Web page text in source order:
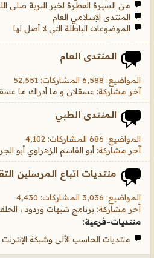
من السيرة العطرة لخير البرية صلى
المنتدى الإسلامي العام
الموضوعات الباطلة التي لا أصل لها
المنتدى العام
المواضيع: 6,588 المشاركات: 52,551
آخر مشاركة: عسقلان و ما أدراك ما
المنتدى الطبي
المواضيع: 686 المشاركات: 4,102
آخر مشاركة: أبو القاسم الزهراوي أبو
منتديات اتباع المرسلين
المواضيع: 3,036 المشاركات: 4,430
آخر مشاركة: برنامج شبهات وردود ،
منتديات-فرعية:
منتديات الحاسب الألى وشبكة الإنترنت